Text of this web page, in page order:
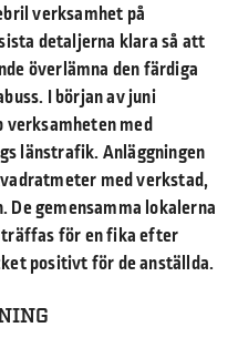
verksamhet på
detaljerna klara så att
överlämna den färdiga
I början av juni
med
länstrafik. Anläggningen
med verkstad,
gemensamma lokalerna
träffas för en fika efter
positivt för de anställda.